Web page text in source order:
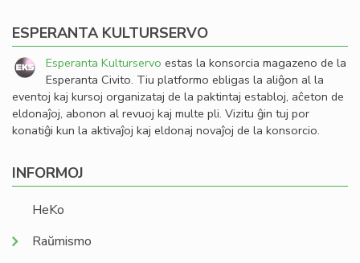
ESPERANTA KULTURSERVO
Esperanta Kulturservo estas la konsorcia magazeno de la
Esperanta Civito. Tiu platformo ebligas la aliĝon al la
eventoj kaj kursoj organizataj de la paktintaj establoj, aĉeton de
eldonaĵoj, abonon al revuoj kaj multe pli. Vizitu ĝin tuj por
konatiĝi kun la aktivaĵoj kaj eldonaj novaĵoj de la konsorcio.
INFORMOJ
HeKo
Raŭmismo